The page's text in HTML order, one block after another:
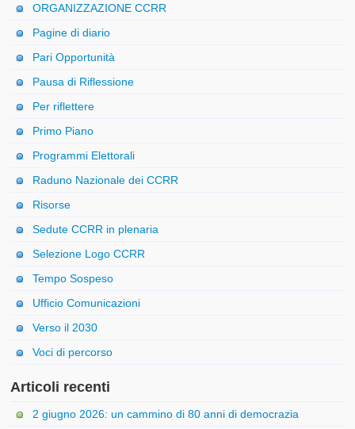
ORGANIZZAZIONE CCRR
Pagine di diario
Pari Opportunità
Pausa di Riflessione
Per riflettere
Primo Piano
Programmi Elettorali
Raduno Nazionale dei CCRR
Risorse
Sedute CCRR in plenaria
Selezione Logo CCRR
Tempo Sospeso
Ufficio Comunicazioni
Verso il 2030
Voci di percorso
Articoli recenti
2 giugno 2026: un cammino di 80 anni di democrazia